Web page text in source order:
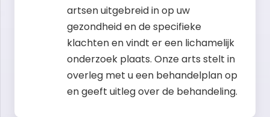
artsen uitgebreid in op uw
gezondheid en de specifieke
klachten en vindt er een lichamelijk
onderzoek plaats. Onze arts stelt in
overleg met u een behandelplan op
en geeft uitleg over de behandeling.